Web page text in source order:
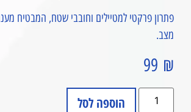
פתרון פרקטי למטיילים וחובבי שטח, המבטיח
מצב.
99 ₪
הוספה לסל